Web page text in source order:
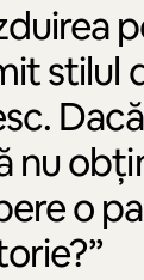
stilul
nu
o